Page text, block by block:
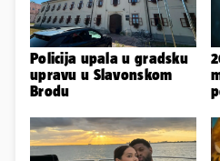
Policija upala u gradsku
upravu u Slavonskom
Brodu